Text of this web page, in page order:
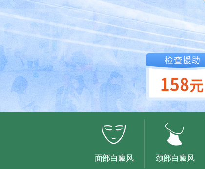
面部白癜风 颈部白癜风